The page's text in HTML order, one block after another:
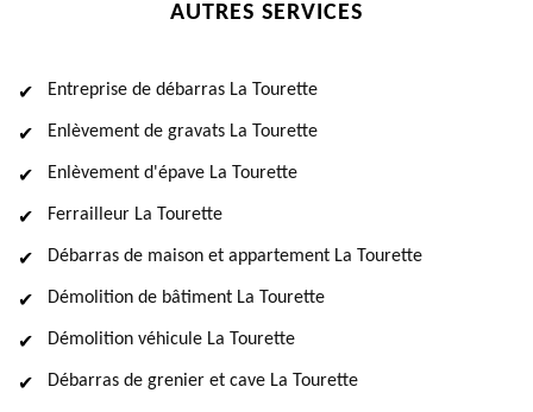
AUTRES SERVICES
Entreprise de débarras La Tourette
Enlèvement de gravats La Tourette
Enlèvement d'épave La Tourette
Ferrailleur La Tourette
Débarras de maison et appartement La Tourette
Démolition de bâtiment La Tourette
Démolition véhicule La Tourette
Débarras de grenier et cave La Tourette